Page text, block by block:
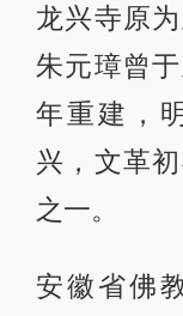
龙兴寺原
朱元璋曾
年重建，
兴，文革
之一。
安徽省佛